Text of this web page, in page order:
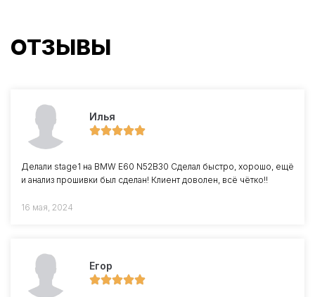
ОТЗЫВЫ
Илья
Делали stage1 на BMW E60 N52B30 Сделал быстро, хорошо, ещё
и анализ прошивки был сделан! Клиент доволен, всё чётко!!
16 мая, 2024
Егор